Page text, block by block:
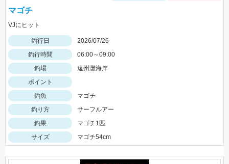
マゴチ
VJにヒット
釣行日
2026/07/26
釣行時間
06:00～09:00
釣場
遠州灘海岸
ポイント
釣魚
マゴチ
釣り方
サーフルアー
釣果
マゴチ1匹
サイズ
マゴチ54cm